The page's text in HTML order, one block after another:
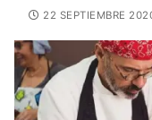
22 SEPTIEMBRE